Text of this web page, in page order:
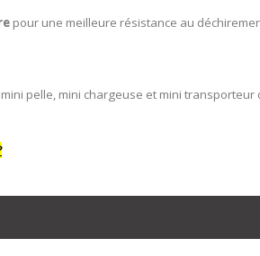
pour une meilleure résistance au
pelle, mini chargeuse et mini transporteur